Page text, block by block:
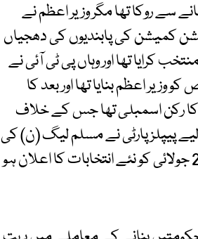
سے روکا تھا مگر وزیر اعظم نے
کمیشن کی پابندیوں کی دھجیاں
کرایا تھا اور وہاں پی ٹی آئی نے
وزیر اعظم بنایا تھا اور بعد کا
کا رکن اسمبلی تھا جس کے خلاف
پیپلز پارٹی نے مسلم لیگ (ن) کی
رضامندی سے اپنا وزیر اعظم منتخب کرا لیا تھا اور اب وہاں 27 جولائی کو نئے انتخابات کا اعلان ہو